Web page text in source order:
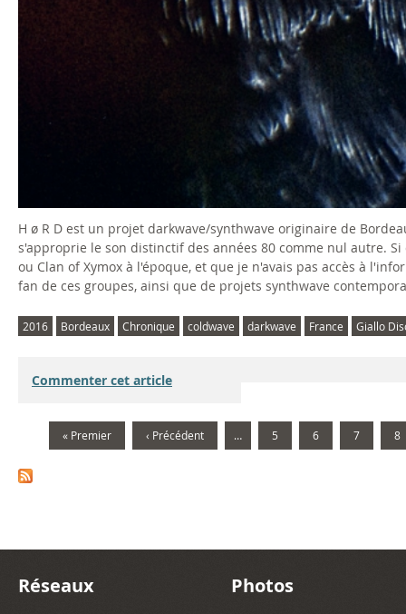
H ø R D est un projet darkwave/synthwave originaire de
s'approprie le son distinctif des années 80 comme nul autre.
ou Clan of Xymox à l'époque, et que je n'avais pas accès à
fan de ces groupes, ainsi que de projets synthwave
2016 Bordeaux Chronique coldwave darkwave France Giallo
Commenter cet article
« Premier ‹ Précédent … 5 6 7 8
Réseaux Photos